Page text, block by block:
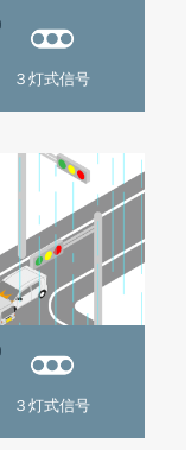
３灯式信号
３灯式信号